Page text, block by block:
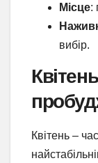
Місце:
вибір.
Квітень –